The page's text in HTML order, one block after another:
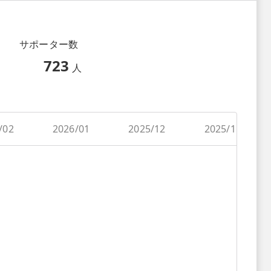
サポーター数
723 人
02 2026/01 2025/12 2025/11